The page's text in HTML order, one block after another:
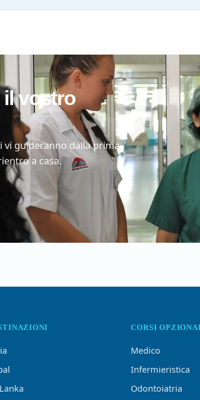
il vostro
guideranno dalla prima
a casa.
CORSI
Medico
Infermieristica
Odontoiatria